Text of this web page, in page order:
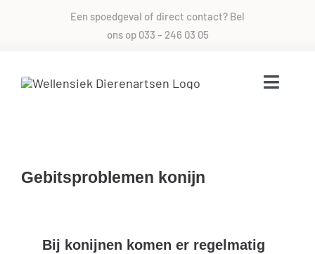
Een spoedgeval of direct contact? Bel
ons op 033 – 246 03 05
Toggle
Over ons
Gebitsproblemen konijn
Bij konijnen komen er regelmatig